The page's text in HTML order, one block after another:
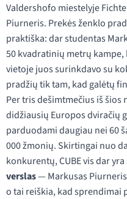
Valdershofo miestelyje
Piurneris. Prekės ženklo
praktiška: dar studentas
50 kvadratinių metrų
vietoje juos surinkdavo su
pradžių tik tam, kad galėtų
Per tris dešimtmečius iš šios
didžiausių Europos dviračių
parduodami daugiau nei 60
000 žmonių. Skirtingai nuo
konkurentų, CUBE vis dar yra
verslas— Markusas
o tai reiškia, kad